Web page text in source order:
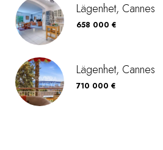
Lägenhet, Cannes
658 000 €
Lägenhet, Cannes
710 000 €